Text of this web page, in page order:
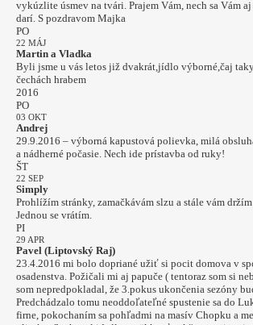
vykúzlite úsmev na tvári. Prajem Vám, nech sa Vám
darí. S pozdravom Majka
PO
22 MÁJ
Martin a Vladka
Byli jsme u vás letos již dvakrát,jídlo výborné,čaj
čechách hrabem
2016
PO
03 OKT
Andrej
29.9.2016 – výborná kapustová polievka, milá
a nádherné počasie. Nech ide prístavba od ruky!
ŠT
22 SEP
Simply
Prohlížím stránky, zamačkávám slzu a stále vám
Jednou se vrátím.
PI
29 APR
Pavel (Liptovský Raj)
23.4.2016 mi bolo dopriané užiť si pocit domova v
osadenstva. Požičali mi aj papuče ( tentoraz som si
som nepredpokladal, že 3.pokus ukončenia sezóny
Predchádzalo tomu neoddoľateľné spustenie sa do
firne, pokochaním sa pohľadmi na masív Chopku a